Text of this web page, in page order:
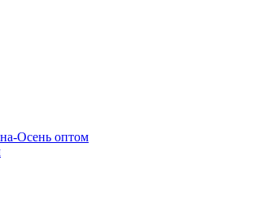
Осень оптом